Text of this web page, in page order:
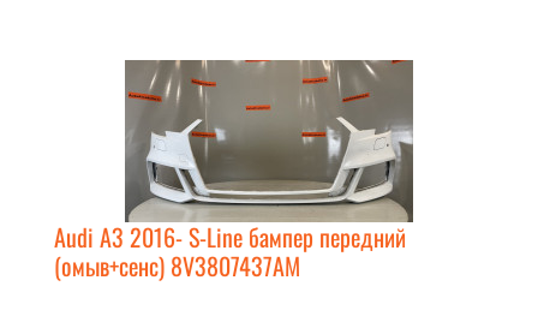
Audi A3 2016- S-Line бампер передний
(омыв+сенс) 8V3807437AM